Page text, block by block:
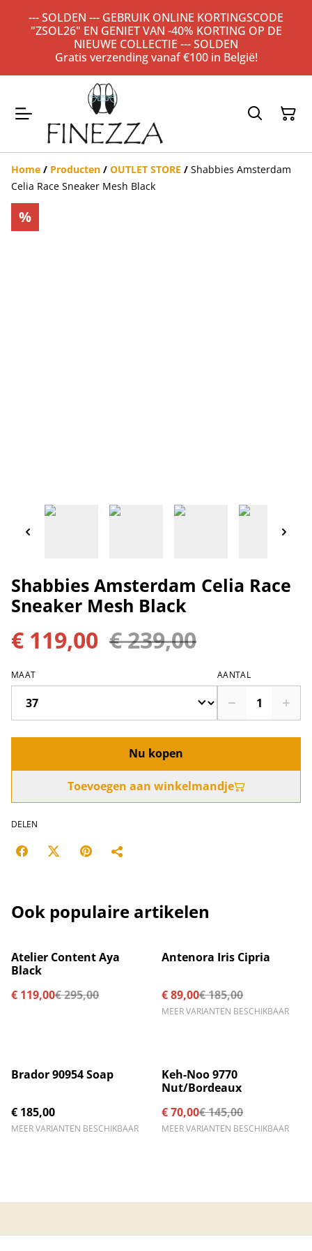
--- SOLDEN --- GEBRUIK ONLINE KORTINGSCODE
"ZSOL26" EN GENIET VAN -40% KORTING OP DE
NIEUWE COLLECTIE --- SOLDEN
Gratis verzending vanaf €100 in België!
Home / Producten / OUTLET STORE / Shabbies Amsterdam
Celia Race Sneaker Mesh Black
%
Shabbies Amsterdam Celia Race
Sneaker Mesh Black
€ 119,00 € 239,00
MAAT AANTAL
Nu kopen
Toevoegen aan winkelmandje
DELEN
Ook populaire artikelen
%
Atelier Content Aya
Black
€ 119,00€ 295,00
%
Antenora Iris Cipria
€ 89,00€ 185,00
MEER VARIANTEN BESCHIKBAAR
Brador 90954 Soap
€ 185,00
MEER VARIANTEN BESCHIKBAAR
%
Keh-Noo 9770
Nut/Bordeaux
€ 70,00€ 145,00
MEER VARIANTEN BESCHIKBAAR